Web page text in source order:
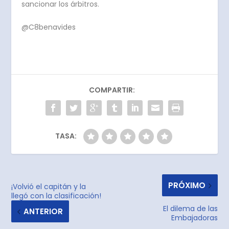
sancionar los árbitros.
@C8benavides
COMPARTIR:
TASA:
¡Volvió el capitán y la
llegó con la clasificación!
ANTERIOR
PRÓXIMO
El dilema de las
Embajadoras